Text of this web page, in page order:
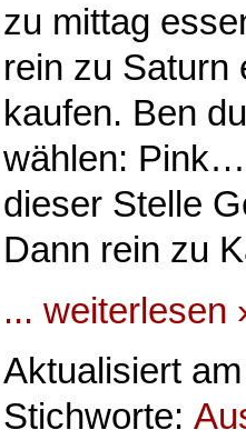
zu mittag
rein zu Saturn
kaufen. Ben
wählen:
dieser Stelle
Dann rein zu
... weiterlesen
Aktualisiert
Stichworte: